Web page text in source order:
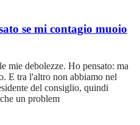
se mi contagio muoio
mie debolezze. Ho pensato: ma
E tra l'altro non abbiamo nel
del consiglio, quindi
un problem